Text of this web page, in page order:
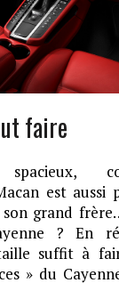
faire
spacieux,
est aussi
son grand
? En
suffit à
» du